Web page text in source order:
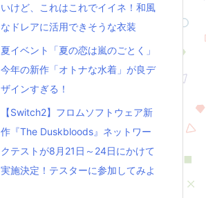
いけど、これはこれでイイネ！和風
なドレアに活用できそうな衣装
夏イベント「夏の恋は嵐のごとく」
今年の新作「オトナな水着」が良デ
ザインすぎる！
【Switch2】フロムソフトウェア新
作『The Duskbloods』ネットワー
クテストが8月21日～24日にかけて
実施決定！テスターに参加してみよ